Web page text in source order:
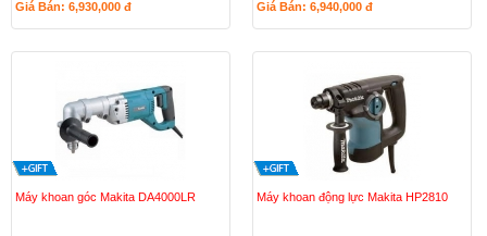
Giá Bán: 6,930,000 đ Giá Bán: 6,940,000 đ
Máy khoan góc Makita DA4000LR Máy khoan động lực Makita HP2810